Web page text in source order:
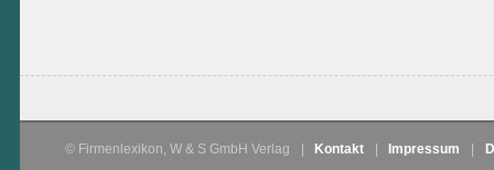
© Firmenlexikon, W & S GmbH Verlag Kontakt Impressum